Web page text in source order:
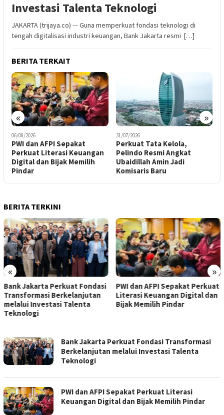
Investasi Talenta Teknologi
JAKARTA (trijaya.co) — Guna memperkuat fondasi teknologi di
tengah digitalisasi industri keuangan, Bank Jakarta resmi […]
BERITA TERKAIT
« »
31/07/2026
​Perkuat Tata Kelola,
Pelindo Resmi Angkat
Ubaidillah Amin Jadi
Komisaris Baru
30/07/2026
BPKH Limited dan Mitra
Bangun Ekosistem Digital
Haji Terintegrasi
BERITA TERKINI
« »
PWI dan AFPI Sepakat Perkuat
Literasi Keuangan Digital dan
Bijak Memilih Pindar
​Perkuat Tata Kelola,
Resmi Angkat Ubaidillah
Jadi Komisaris Baru
TRIJAYA.CO
Bank Jakarta Perkuat Fondasi Transformasi
Berkelanjutan melalui Investasi Talenta
Teknologi
PWI dan AFPI Sepakat Perkuat Literasi
Keuangan Digital dan Bijak Memilih Pindar